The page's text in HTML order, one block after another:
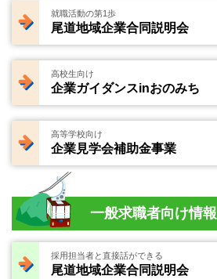
就職活動の第1歩
尾道地域企業合同説明会
高校生向け
企業ガイダンスinおのみち
高等学校向け
企業見学会補助金事業
一般求職者向け情報
採用担当者と直接話ができる
尾道地域企業合同説明会